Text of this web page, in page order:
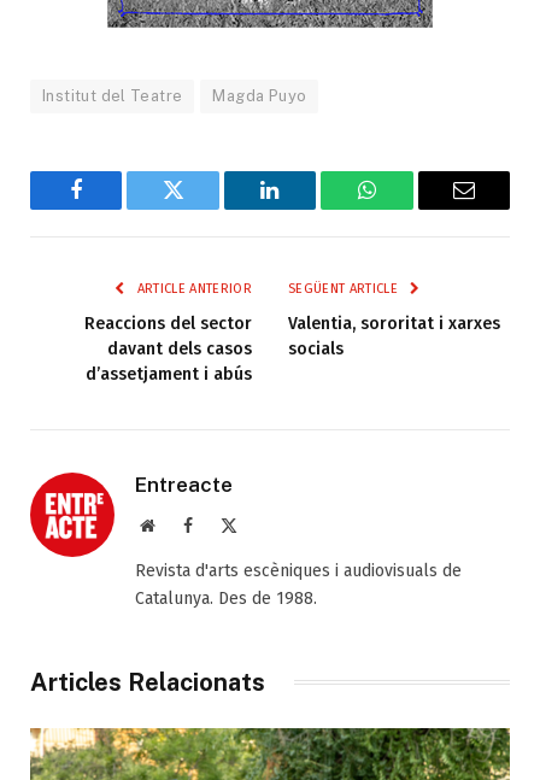
Institut del Teatre Magda Puyo
Facebook Twitter LinkedIn WhatsAppEmail
ARTICLE ANTERIOR
Reaccions del sector
davant dels casos
d’assetjament i abús
SEGÜENT ARTICLE
Valentia, sororitat i xarxes
socials
Entreacte
Web Facebook
Revista d'arts escèniques i audiovisuals de
Catalunya. Des de 1988.
Articles Relacionats